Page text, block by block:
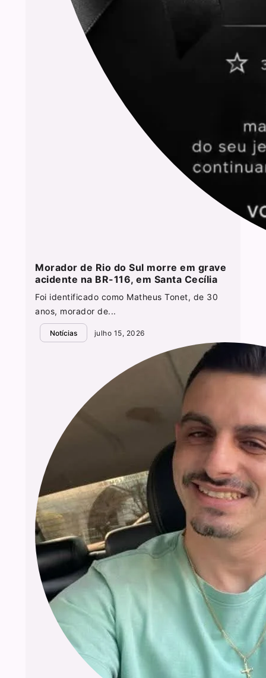
Morador de Rio do Sul morre em grave
acidente na BR-116, em Santa Cecília
Foi identificado como Matheus Tonet, de 30
anos, morador de...
Notícias julho 15, 2026